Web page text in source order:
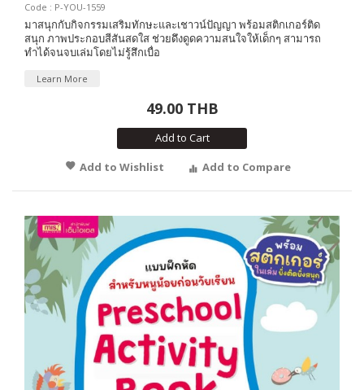
Code : P-YOU-1559
มาสนุกกับกิจกรรมเสริมทักษะและเชาวน์ปัญญา พร้อมสติกเกอร์ติด
สนุก ภาพประกอบสีสันสดใส ช่วยดึงดูดความสนใจให้เด็กๆ สามารถ
ทำได้จนจบเล่มโดยไม่รู้สึกเบื่อ
Learn More
49.00 THB
Add to Cart
Add to Wishlist
Add to Compare